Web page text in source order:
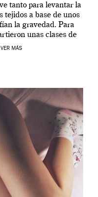
tanto para levantar la
tejidos a base de unos
la gravedad. Para
unas clases de
[…]
VER MÁS